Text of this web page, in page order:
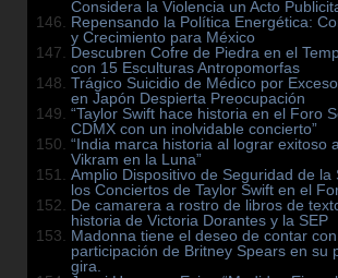
Considera la Violencia un Acto
Repensando la Política Energética:
y Crecimiento para México
Descubren Cofre de Piedra en el
con 15 Esculturas Antropomorfas
Trágico Suicidio de Médico por
en Japón Despierta Preocupación
“Taylor Swift hace historia en el Foro
CDMX con un inolvidable concierto”
“India marca historia al lograr exitoso
Vikram en la Luna”
Amplio Dispositivo de Seguridad de la
los Conciertos de Taylor Swift en el
De camarera a rostro de libros de
historia de Victoria Dorantes y la SEP
Madonna tiene el deseo de contar
participación de Britney Spears en su
gira.